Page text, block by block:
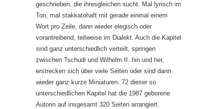
geschrieben, die ihresgleichen sucht. Mal lyrisch im
Ton, mal stakkatohaft mit gerade einmal einem
Wort pro Zeile, dann wieder elegisch oder
vorantreibend, teilweise im Dialekt. Auch die Kapitel
sind ganz unterschiedlich verteilt, springen
zwischen Tschudi und Wilhelm II. hin und her,
erstrecken sich über viele Seiten oder sind dann
wieder ganz kurze Miniaturen. 72 dieser so
unterschiedlichen Kapitel hat die 1987 geborene
Autorin auf insgesamt 320 Seiten arrangiert.